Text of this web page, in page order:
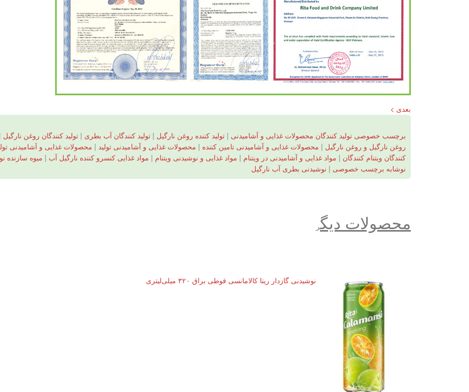
بعدی >
برچسب خصوصی تولید کنندگان محصولات غذایی و آشامیدنی | تولید کننده روغن نارگیل | تولید کنندگان آب بطری | تولید کنندگان روغن نارگیل |
روغن نارگیل و روغن نارگیل | محصولات غذایی و آشامیدنی تامین کننده | محصولات غذایی و آشامیدنی تولید | محصولات غذایی و آشامیدنی
کنندگان ویتنام کنندگان | مواد غذایی و آشامیدنی در ویتنام | مواد غذایی و نوشیدنی ویتنام | مواد غذایی کنسرو کننده نارگیل آب | میوه سازنده
نوشابه برچسب خصوصی | نوشیدنی بطری آب نارگیل
محصولات دیگر
نوشیدنی گازدار ریتا کالامانسی قوطی براق ۳۲۰ میلی‌لیتری